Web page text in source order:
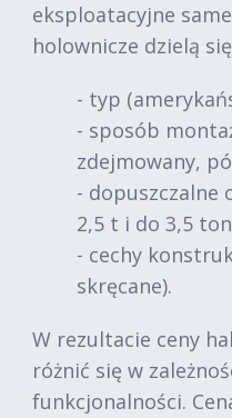
eksploatacyjne
holownicze dzielą
- typ
- sposób
zdejmowany,
- dopuszczalne
2,5 t i do 3,5
- cechy
skręcane).
W rezultacie ceny
różnić się w
funkcjonalności.